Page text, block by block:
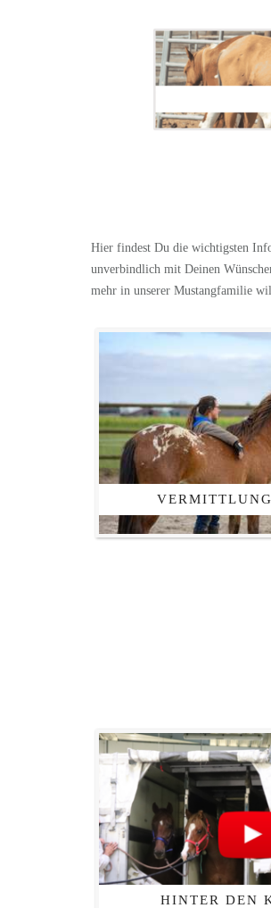
Hier findest Du die wichtigsten
unverbindlich mit Deinen
mehr in unserer Mustangfamilie
HINTER DEN